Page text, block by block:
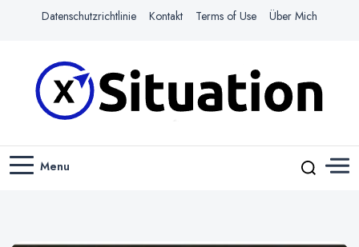
Datenschutzrichtlinie Kontakt Terms of Use Über Mich
X-SITUATION
Menu